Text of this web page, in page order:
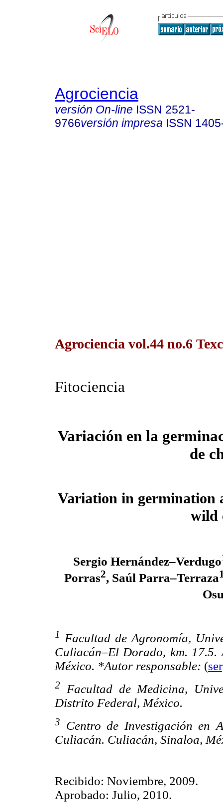
Agrociencia
versión On-line ISSN 2521-
9766versión impresa ISSN
Agrociencia vol.44 no.6
Fitociencia
Variación en la
de
Variation in germination
wild
Sergio Hernández–Verdugo
Porras2, Saúl Parra–Terraza
1
Facultad de Agronomía,
Culiacán–El Dorado, km.
México. *Autor responsable: (
2
Facultad de Medicina,
Distrito Federal, México.
3
Centro de Investigación en
Culiacán. Culiacán, Sinaloa,
Recibido: Noviembre, 2009.
Aprobado: Julio, 2010.